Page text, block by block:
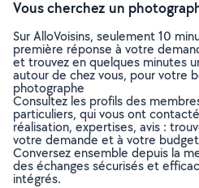
Vous cherchez un
Sur AlloVoisins, seulement 10
première réponse à votre
et trouvez en quelques minutes
autour de chez vous, pour votre
photographe
Consultez les profils des
particuliers, qui vous ont
réalisation, expertises, avis :
votre demande et à votre
Conversez ensemble depuis la
des échanges sécurisés et
intégrés.